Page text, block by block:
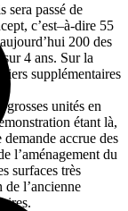
sera passé de
c’est–à-dire 55
200 des
4 ans. Sur la
supplémentaires
unités en
étant là,
accrue des
l’aménagement du
surfaces très
l’ancienne